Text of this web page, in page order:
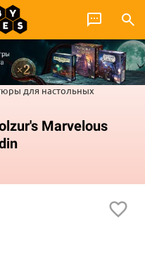
для настольных
Marvelous